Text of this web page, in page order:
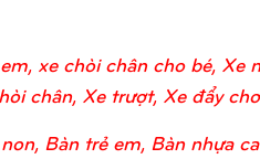
xe chòi chân cho bé, Xe
chân, Xe trượt, Xe đẩy
Bàn trẻ em, Bàn nhựa